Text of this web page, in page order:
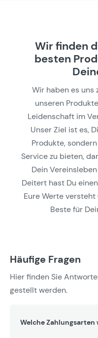
Wir finden
besten
Wir haben es uns
unseren
Leidenschaft im
Unser Ziel ist es,
Produkte,
Service zu bieten,
Dein
Deitert hast Du
Eure Werte
Beste für
Häufige Fragen
Hier finden Sie
gestellt werden.
Welche